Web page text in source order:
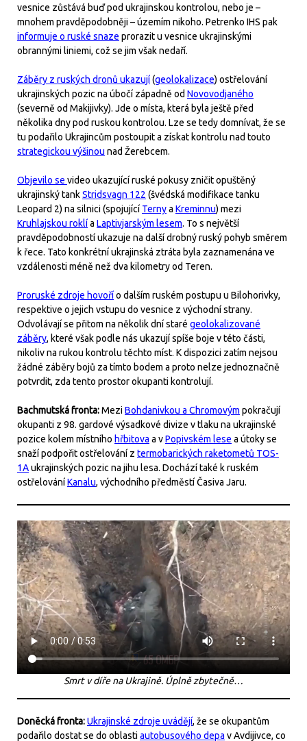
vesnice zůstává buď pod ukrajinskou kontrolou, nebo je –
mnohem pravděpodobněji – územím nikoho. Petrenko IHS pak
informuje o ruské snaze prorazit u vesnice ukrajinskými
obrannými liniemi, což se jim však nedaří.
Záběry z ruských dronů ukazují(geolokalizace) ostřelování
ukrajinských pozic na úbočí západně od Novovodjaného
(severně od Makijivky). Jde o místa, která byla ještě před
několika dny pod ruskou kontrolou. Lze se tedy domnívat, že se
tu podařilo Ukrajincům postoupit a získat kontrolu nad touto
strategickou výšinou nad Žerebcem.
Objevilo se video ukazující ruské pokusy zničit opuštěný
ukrajinský tankStridsvagn 122 (švédská modifikace tanku
Leopard 2) na silnici (spojující Ternya Kreminnu) mezi
Kruhlajskou roklía Laptivjarským lesem. To s největší
pravděpodobností ukazuje na další drobný ruský pohyb směrem
k řece. Tato konkrétní ukrajinská ztráta byla zaznamenána ve
vzdálenosti méně než dva kilometry od Teren.
Proruské zdroje hovořío dalším ruském postupu u Bilohorivky,
respektive o jejich vstupu do vesnice z východní strany.
Odvolávají se přitom na několik dní staré geolokalizované
záběry, které však podle nás ukazují spíše boje v této části,
nikoliv na rukou kontrolu těchto míst. K dispozici zatím nejsou
žádné záběry bojů za tímto bodem a proto nelze jednoznačně
potvrdit, zda tento prostor okupanti kontrolují.
Bachmutská fronta:MeziBohdanivkou a Chromovým pokračují
okupanti z 98. gardové výsadkové divize v tlaku na ukrajinské
pozice kolem místního hřbitova a vPopivském lese a útoky se
snaží podpořit ostřelování z termobarických raketometů TOS-
1Aukrajinských pozic na jihu lesa. Dochází také k ruském
ostřelováníKanalu, východního předměstí Časiva Jaru.
Smrt v díře na Ukrajině. Úplně zbytečně…
Doněcká fronta:Ukrajinské zdroje uvádějí, že se okupantům
podařilo dostat se do oblastiautobusového depa v Avdijivce, co